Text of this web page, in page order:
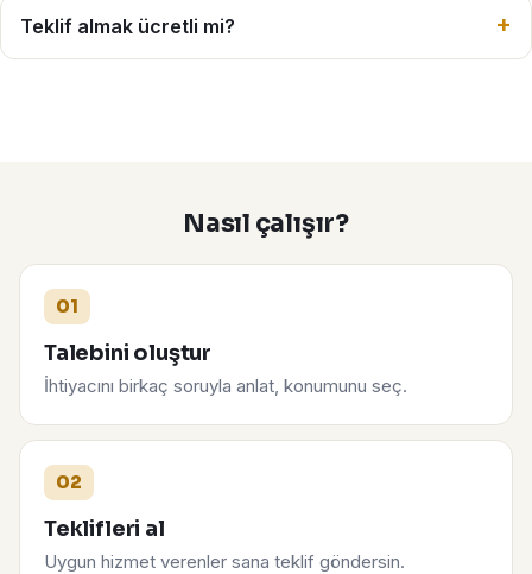
Teklif almak ücretli mi?
Nasıl çalışır?
01
Talebini oluştur
İhtiyacını birkaç soruyla anlat, konumunu seç.
02
Teklifleri al
Uygun hizmet verenler sana teklif göndersin.